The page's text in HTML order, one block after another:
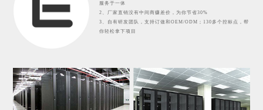
服务于一体
2、厂家直销没有中间商赚差价，为你节省30%
3、自有研发团队，支持订做和OEM/ODM；130多个控标点，帮
你轻松拿下项目